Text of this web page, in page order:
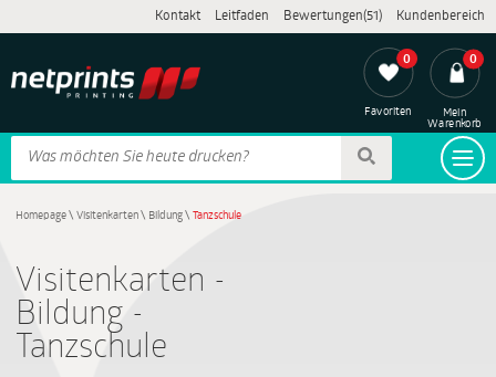
Kontakt Leitfaden Bewertungen(51) Kundenbereich
0
Favoriten
0
Mein
Warenkorb
Homepage\ Visitenkarten\ Bildung\ Tanzschule
Visitenkarten -
Bildung -
Tanzschule